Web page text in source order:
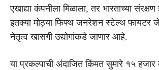
एखाद्या कंपनीला मिळाला, तर भारताच्या
इतक्या मोठ्या फिफ्थ जनरेशन स्टेल्थ फायटर
नेतृत्व खासगी उद्योगांकडे जाणार आहे.
या प्रकल्पाची अंदाजित किंमत सुमारे १५ हजार